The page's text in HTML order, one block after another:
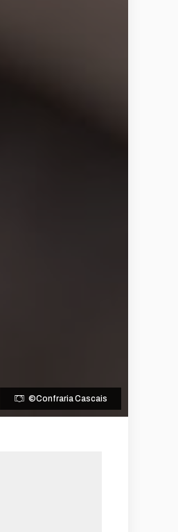
©Confraria Cascais